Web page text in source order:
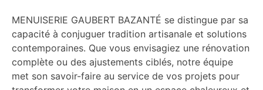
MENUISERIE GAUBERT BAZANTÉ se distingue par sa
capacité à conjuguer tradition artisanale et solutions
contemporaines. Que vous envisagiez une rénovation
complète ou des ajustements ciblés, notre équipe
met son savoir-faire au service de vos projets pour